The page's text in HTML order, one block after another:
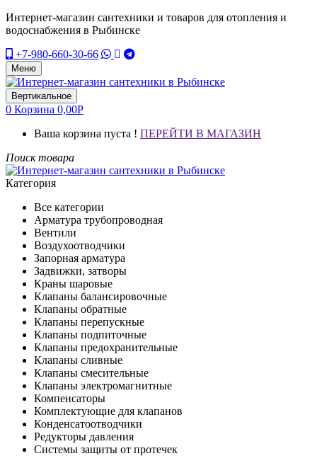
Интернет-магазин сантехники и товаров для отопления и
водоснабжения в Рыбинске
+7-980-660-30-66
Меню
Вертикальное
0 Корзина 0,00Р
Ваша корзина пуста ! ПЕРЕЙТИ В МАГАЗИН
Поиск товара
Категория
Все категории
Арматура трубопроводная
Вентили
Воздухоотводчики
Запорная арматура
Задвижки, затворы
Краны шаровые
Клапаны балансировочные
Клапаны обратные
Клапаны перепускные
Клапаны подпиточные
Клапаны предохранительные
Клапаны сливные
Клапаны смесительные
Клапаны электромагнитные
Компенсаторы
Комплектующие для клапанов
Конденсатоотводчики
Редукторы давления
Системы защиты от протечек